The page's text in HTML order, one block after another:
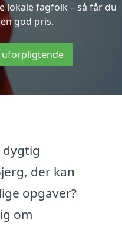
fagfolk – så får du
god pris.
uforpligtende
dygtig
der kan
opgaver?
om